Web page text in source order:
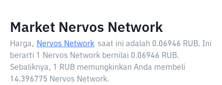
Market Nervos Network
Harga, Nervos Network saat ini adalah 0.06946 RUB. Ini
berarti 1 Nervos Network bernilai 0.06946 RUB.
Sebaliknya, 1 RUB memungkinkan Anda membeli
14.396775 Nervos Network.